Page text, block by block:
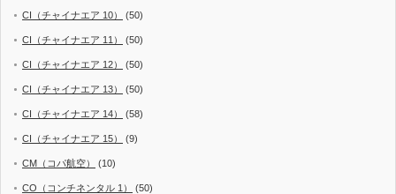
CI（チャイナエア 10） (50)
CI（チャイナエア 11） (50)
CI（チャイナエア 12） (50)
CI（チャイナエア 13） (50)
CI（チャイナエア 14） (58)
CI（チャイナエア 15） (9)
CM（コパ航空） (10)
CO（コンチネンタル 1） (50)